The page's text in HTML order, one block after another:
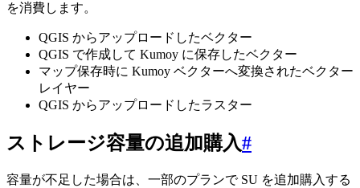
を消費します。
QGIS からアップロードしたベクター
QGIS で作成して Kumoy に保存したベクター
マップ保存時に Kumoy ベクターへ変換されたベクター
レイヤー
QGIS からアップロードしたラスター
ストレージ容量の追加購入#
容量が不足した場合は、一部のプランで SU を追加購入する